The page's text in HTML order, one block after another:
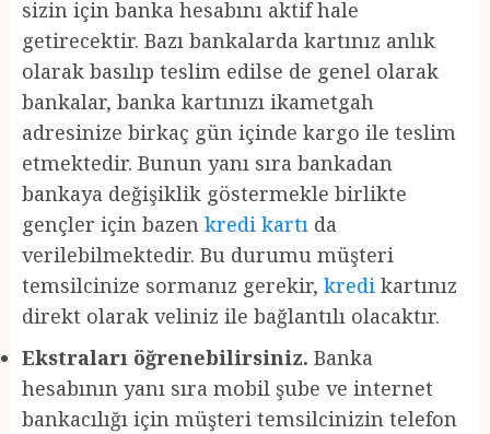
sizin için banka hesabını aktif hale
getirecektir. Bazı bankalarda kartınız anlık
olarak basılıp teslim edilse de genel olarak
bankalar, banka kartınızı ikametgah
adresinize birkaç gün içinde kargo ile teslim
etmektedir. Bunun yanı sıra bankadan
bankaya değişiklik göstermekle birlikte
gençler için bazen kredi kartı da
verilebilmektedir. Bu durumu müşteri
temsilcinize sormanız gerekir, kredi kartınız
direkt olarak veliniz ile bağlantılı olacaktır.
Ekstraları öğrenebilirsiniz. Banka
hesabının yanı sıra mobil şube ve internet
bankacılığı için müşteri temsilcinizin telefon